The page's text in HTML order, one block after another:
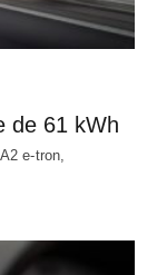
de 61 kWh
e-tron,